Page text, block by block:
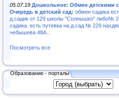
05.07.19 Дошкольное: Обмен детскими
Очередь в детский сад: обмен садика
д.садик от 129 школы "Солнышко" либо№
садика. есть путевка на д.сад № 229
чебышева 48А...
Посмотреть все
Образование - порталы